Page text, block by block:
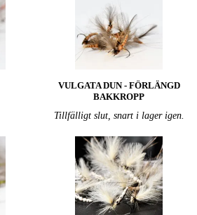
VULGATA DUN - FÖRLÄNGD
BAKKROPP
Tillfälligt slut, snart i lager igen.